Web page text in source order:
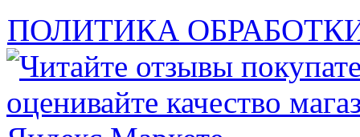
ПОЛИТИКА